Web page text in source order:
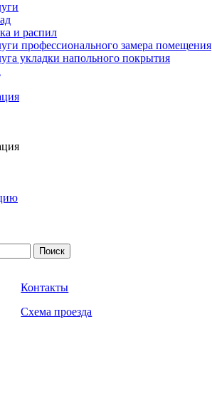
и распил
профессионального замера помещения
укладки напольного покрытия
Контакты
Схема проезда